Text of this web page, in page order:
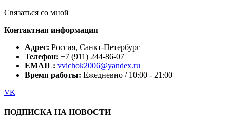
Связаться со мной
Контактная информация
Адрес: Россия, Санкт-Петербург
Телефон: +7 (911) 244-86-07
EMAIL: vvichok2006@yandex.ru
Время работы: Ежедневно / 10:00 - 21:00
VK
ПОДПИСКА НА НОВОСТИ